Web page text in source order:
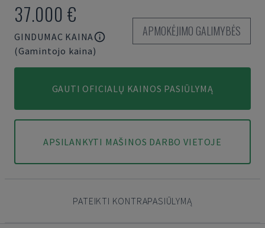
37.000 €
GINDUMAC KAINA
(Gamintojo kaina)
APMOKĖJIMO GALIMYBĖS
GAUTI OFICIALŲ KAINOS PASIŪLYMĄ
APSILANKYTI MAŠINOS DARBO VIETOJE
PATEIKTI KONTRAPASIŪLYMĄ